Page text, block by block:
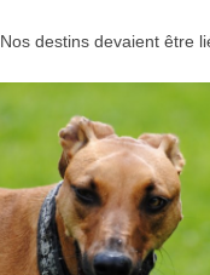
Nos destins devaient être